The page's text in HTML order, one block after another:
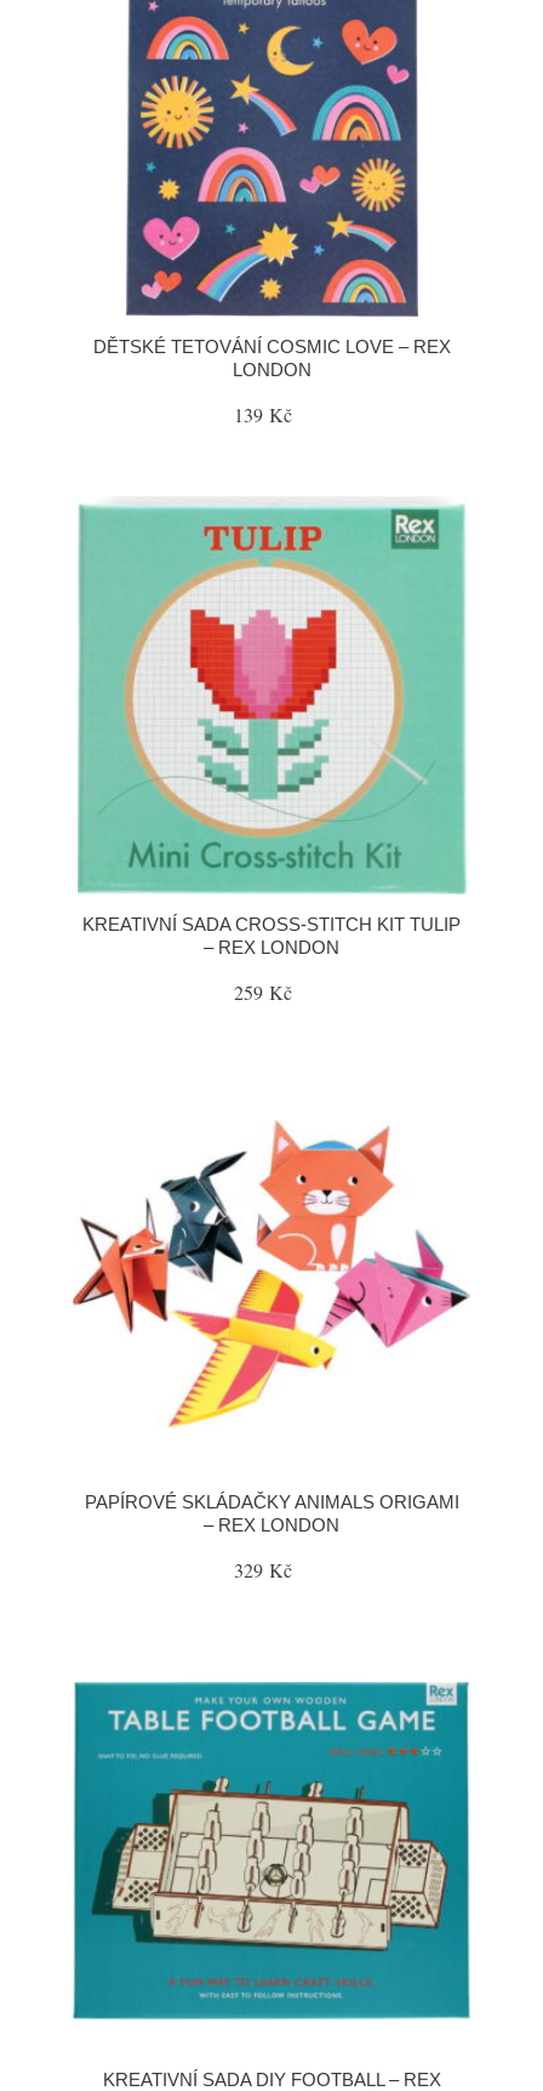
DĚTSKÉ TETOVÁNÍ COSMIC LOVE – REX
LONDON
139 Kč
KREATIVNÍ SADA CROSS-STITCH KIT TULIP
– REX LONDON
259 Kč
PAPÍROVÉ SKLÁDAČKY ANIMALS ORIGAMI
– REX LONDON
329 Kč
KREATIVNÍ SADA DIY FOOTBALL – REX